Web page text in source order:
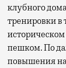
клубного
тренировки в
пешком. По
повышения